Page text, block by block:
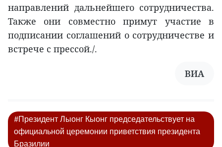
направлений дальнейшего сотрудничества.
Также они совместно примут участие в
подписании соглашений о сотрудничестве и
встрече с прессой./.
ВИА
#Президент Лыонг Кыонг председательствует на
официальной церемонии приветствия президента
Бразилии